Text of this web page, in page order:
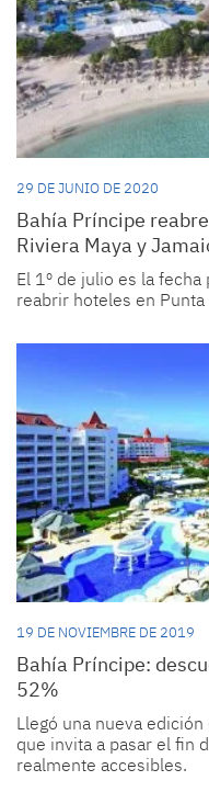
29 DE JUNIO DE 2020
Bahía Príncipe
Riviera Maya y
El 1º de julio es la
reabrir hoteles en Punta
19 DE NOVIEMBRE DE 2019
Bahía Príncipe:
52%
Llegó una nueva
que invita a pasar el fin
realmente accesibles.